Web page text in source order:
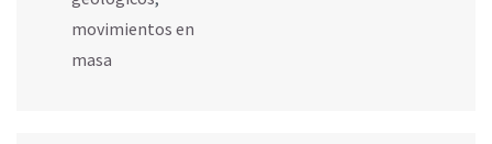
movimientos en
masa